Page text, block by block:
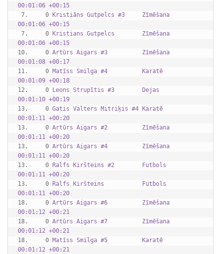
00:01:06 +00:15
7.     0 Kristiāns Gutpelcs #3     Zīmēšana
00:01:06 +00:15
7.     0 Kristians Gutpelcs        Zīmēšana
00:01:06 +00:15
10.     0 Artūrs Aigars #3          Zīmēšana
00:01:08 +00:17
11.     0 Matīss Smilga #4          Karatē
00:01:09 +00:18
12.     0 Leons Strupītis #3        Dejas
00:01:10 +00:19
13.     0 Gatis Valters Mitriķis #4 Karatē
00:01:11 +00:20
13.     0 Artūrs Aigars #2          Zīmēšana
00:01:11 +00:20
13.     0 Artūrs Aigars #4          Zīmēšana
00:01:11 +00:20
13.     0 Ralfs Kiršteins #2        Futbols
00:01:11 +00:20
13.     0 Ralfs Kiršteins           Futbols
00:01:11 +00:20
18.     0 Artūrs Aigars #6          Zīmēšana
00:01:12 +00:21
18.     0 Artūrs Aigars #7          Zīmēšana
00:01:12 +00:21
18.     0 Matīss Smilga #5          Karatē
00:01:12 +00:21